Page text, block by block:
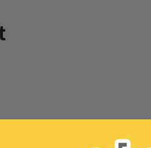
reso celebre da